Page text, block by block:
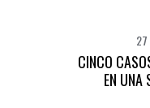
CINCO
EN UNA